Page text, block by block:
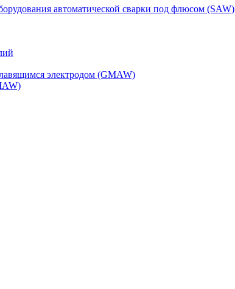
автоматической сварки под флюсом (SAW)
электродом (GMAW)